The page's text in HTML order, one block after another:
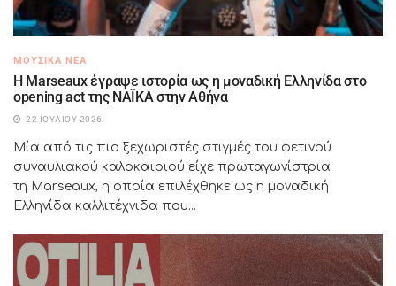
ΜΟΥΣΙΚΆ ΝΈΑ
H Marseaux έγραψε ιστορία ως η μοναδική Ελληνίδα στο
opening act της NAÏKA στην Αθήνα
22 ΙΟΥΛΊΟΥ 2026
Μία από τις πιο ξεχωριστές στιγμές του φετινού
συναυλιακού καλοκαιριού είχε πρωταγωνίστρια
τη Marseaux, η οποία επιλέχθηκε ως η μοναδική
Ελληνίδα καλλιτέχνιδα που...